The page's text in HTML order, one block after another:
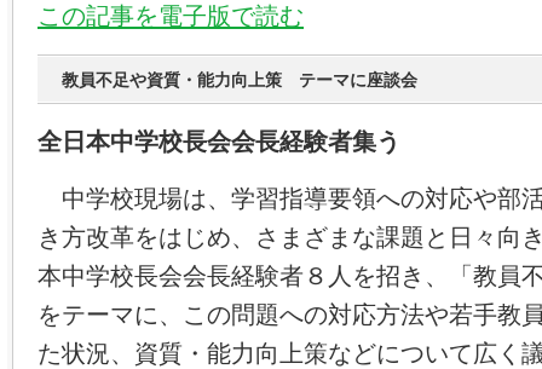
この記事を電子版で読む
教員不足や資質・能力向上策 テーマに座談会
全日本中学校長会会長経験者集う
中学校現場は、学習指導要領への対応や部
き方改革をはじめ、さまざまな課題と日々向
本中学校長会会長経験者８人を招き、「教員
をテーマに、この問題への対応方法や若手教
た状況、資質・能力向上策などについて広く